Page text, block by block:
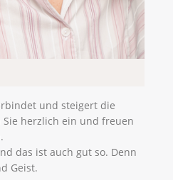
und steigert die
herzlich ein und freuen
das ist auch gut so. Denn
Geist.